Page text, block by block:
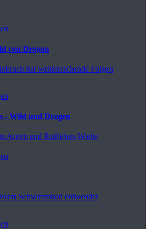
von Drogen
hat weiterreichende Folgen
- Wild und Drogen
Artern und Roßleben-Wiehe
Schwimmbad entwendet